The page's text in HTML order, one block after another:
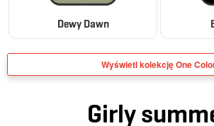
Dewy Dawn
Wyświetl kolekcję One
Girly